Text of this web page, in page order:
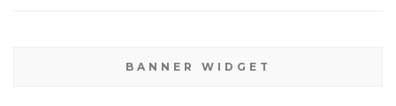
BANNER WIDGET